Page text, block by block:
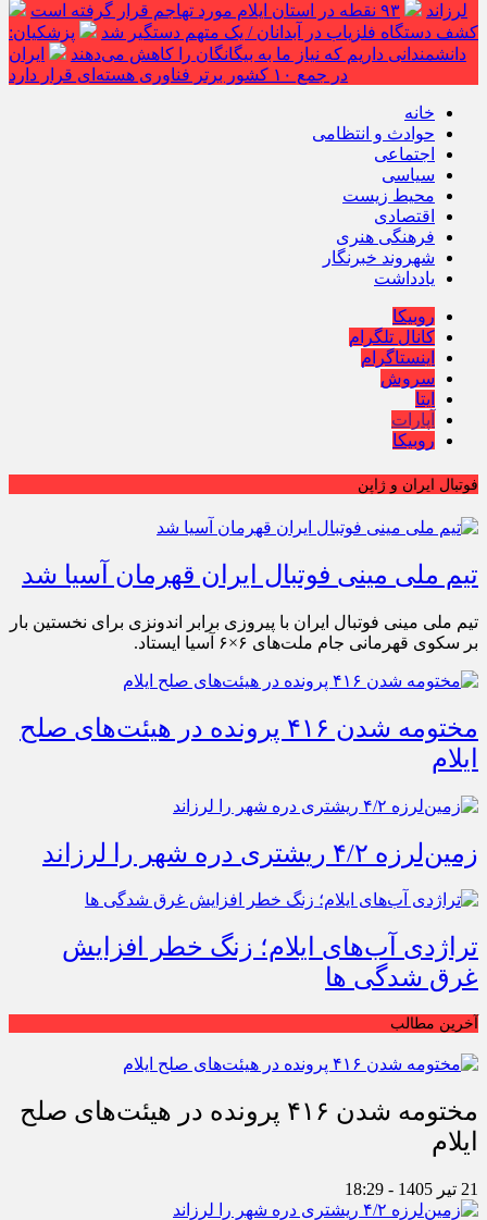
لرزاند
۹۳ نقطه در استان ایلام مورد تهاجم قرار گرفته است
کشف دستگاه فلزیاب در آبدانان / یک متهم دستگیر شد
پزشکیان:
دانشمندانی داریم که نیاز ما به بیگانگان را کاهش می‌دهند
ایران
در جمع ۱۰ کشور برتر فناوری هسته‌ای قرار دارد
خانه
حوادث و انتظامی
اجتماعی
سیاسی
محیط زیست
اقتصادی
فرهنگی هنری
شهروند خبرنگار
یادداشت
روبیکا
کانال تلگرام
اینستاگرام
سروش
ایتا
آپارات
روبیکا
فوتبال ایران و ژاپن
تیم ملی مینی فوتبال ایران قهرمان آسیا شد
تیم ملی مینی‌ فوتبال ایران با پیروزی برابر اندونزی برای نخستین بار
بر سکوی قهرمانی جام ملت‌های ۶×۶ آسیا ایستاد.
مختومه شدن ۴۱۶ پرونده در هیئت‌های صلح
ایلام
زمین‌لرزه ۴/۲ ریشتری دره شهر را لرزاند
تراژدی آب‌های ایلام؛ زنگ خطر افزایش
غرق شدگی ها
آخرین مطالب
مختومه شدن ۴۱۶ پرونده در هیئت‌های صلح
ایلام
21 تیر 1405 - 18:29